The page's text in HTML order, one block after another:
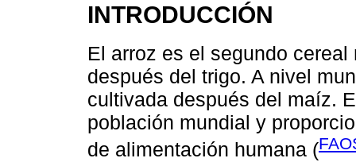
INTRODUCCIÓN
El arroz es el segundo
después del trigo. A nivel
cultivada después del maíz.
población mundial y
de alimentación humana (